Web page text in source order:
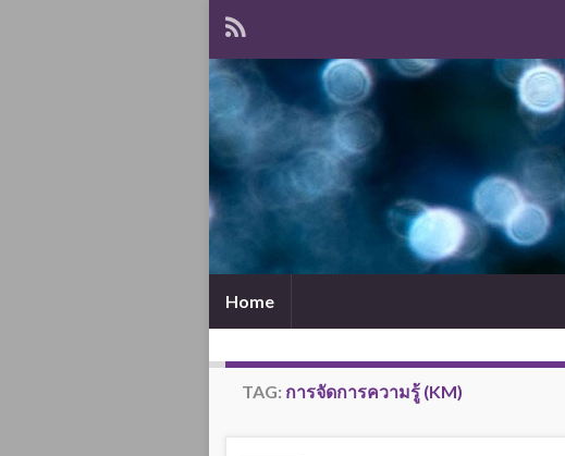
Home
TAG: การจัดการความรู้ (KM)